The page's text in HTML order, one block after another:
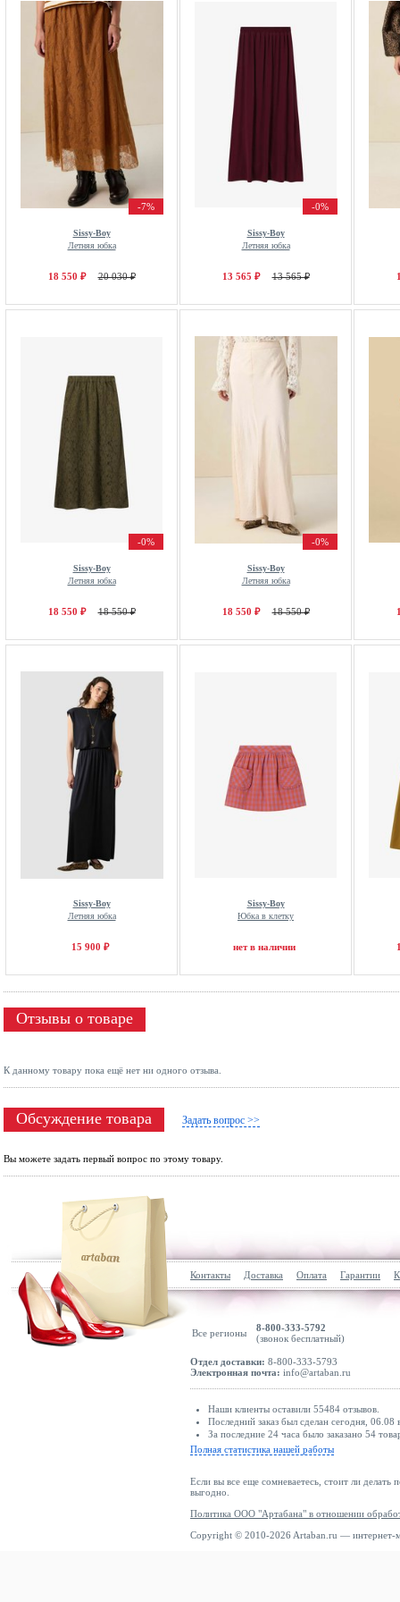
-7%
Sissy-Boy
Летняя юбка
18 550 ₽ 20 030 ₽
-0%
Sissy-Boy
Летняя юбка
13 565 ₽ 13 565 ₽
-0%
Sissy-Boy
Летняя юбка
18 550 ₽ 18 550 ₽
-0%
Sissy-Boy
Летняя юбка
18 550 ₽ 18 550 ₽
Sissy-Boy
Летняя юбка
15 900 ₽
Sissy-Boy
Юбка в клетку
нет в наличии
Отзывы о товаре
К данному товару пока ещё нет ни одного отзыва.
Обсуждение товара Задать вопрос >>
Вы можете задать первый вопрос по этому товару.
Контакты Доставка Оплата Гарантии
Все регионы
8-800-333-5792
(звонок бесплатный)
Отдел доставки: 8-800-333-5793
Электронная почта: info@artaban.ru
Наши клиенты оставили 55484 отзывов.
Последний заказ был сделан сегодня,
За последние 24 часа было заказано 54
Полная статистика нашей работы
Если вы все еще сомневаетесь, стоит ли делать
выгодно.
Политика ООО "Артабана" в отношении
Copyright © 2010-2026 Artaban.ru — интернет-